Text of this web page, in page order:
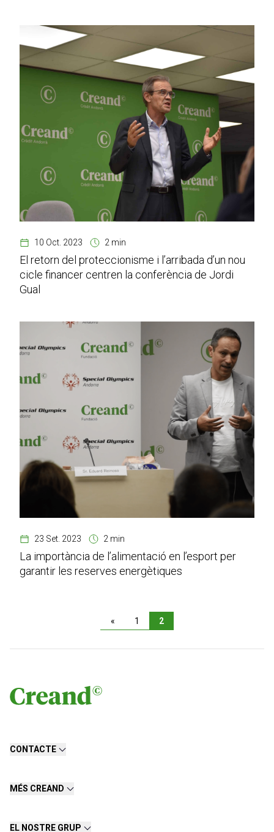
10 Oct. 2023 2 min
El retorn del proteccionisme i l’arribada d’un nou
cicle financer centren la conferència de Jordi
Gual
23 Set. 2023 2 min
La importància de l’alimentació en l’esport per
garantir les reserves energètiques
« 1 2
CONTACTE
MÉS CREAND
EL NOSTRE GRUP